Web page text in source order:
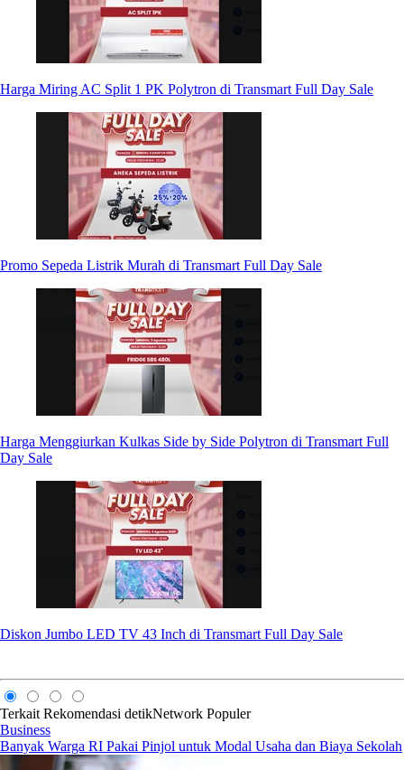
Harga Miring AC Split 1 PK Polytron di Transmart Full Day Sale
Promo Sepeda Listrik Murah di Transmart Full Day Sale
Harga Menggiurkan Kulkas Side by Side Polytron di Transmart Full
Day Sale
Diskon Jumbo LED TV 43 Inch di Transmart Full Day Sale
Terkait Rekomendasi detikNetwork Populer
Business
Banyak Warga RI Pakai Pinjol untuk Modal Usaha dan Biaya Sekolah